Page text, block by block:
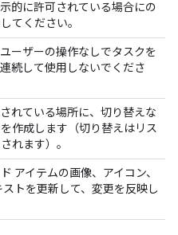
的に許可されている場合にの
てください。
ーザーの操作なしでタスクを
続して使用しないでくださ
れている場所に、切り替えな
作成します（切り替えはリス
れます）。
アイテムの画像、アイコン、
トを更新して、変更を反映し